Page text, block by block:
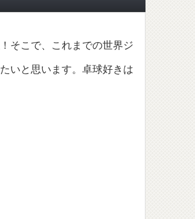
そこで、これまでの世界ジ
いと思います。卓球好きは